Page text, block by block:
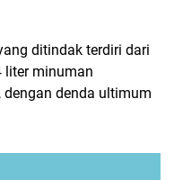
ditindak terdiri dari
liter minuman
denda ultimum